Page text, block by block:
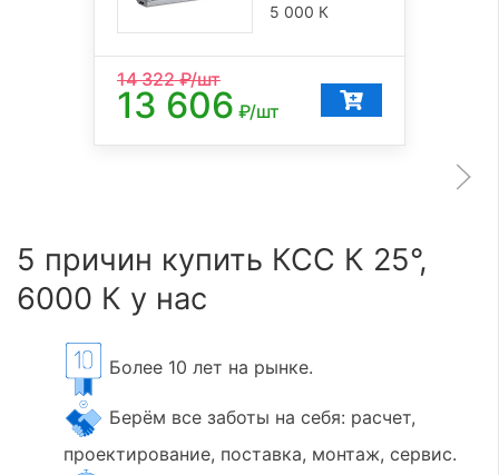
5 000 К
14 322₽/шт
13 606 ₽/шт
5 причин купить КСС К 25°,
6000 К у нас
Более 10 лет на рынке.
Берём все заботы на себя: расчет,
проектирование, поставка, монтаж, сервис.